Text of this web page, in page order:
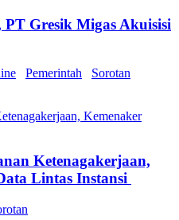
Gresik Migas Akuisisi
Pemerintah
Sorotan
Ketenagakerjaan,
Lintas Instansi